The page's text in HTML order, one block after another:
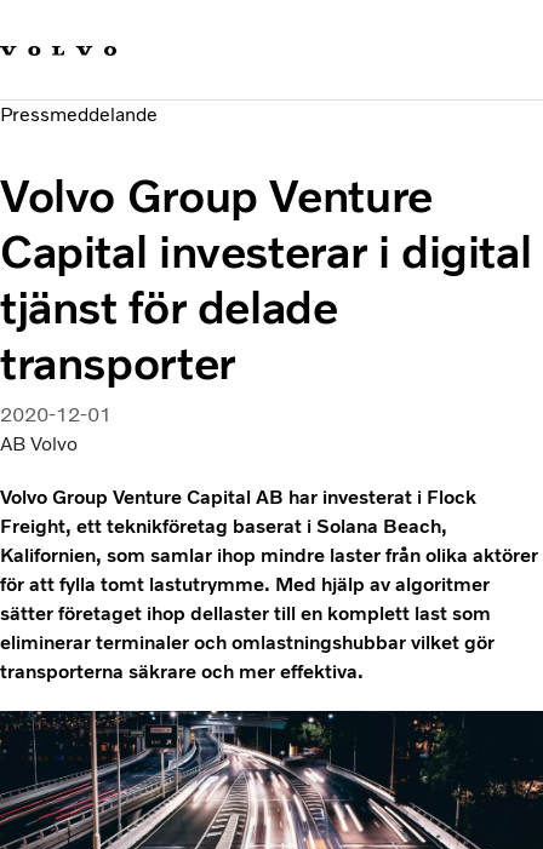
Hållbara transporter
Investerare
Nyheter och Media
Pressmeddelande
Volvo Group Venture
Capital investerar i digital
tjänst för delade
transporter
2020-12-01
AB Volvo
Volvo Group Venture Capital AB har investerat i Flock
Freight, ett teknikföretag baserat i Solana Beach,
Kalifornien, som samlar ihop mindre laster från olika aktörer
för att fylla tomt lastutrymme. Med hjälp av algoritmer
sätter företaget ihop dellaster till en komplett last som
eliminerar terminaler och omlastningshubbar vilket gör
transporterna säkrare och mer effektiva.